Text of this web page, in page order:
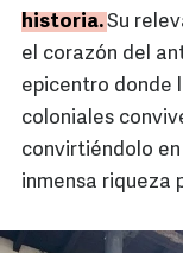
historia.Su
el corazón del
epicentro donde
coloniales
convirtiéndolo
inmensa riqueza